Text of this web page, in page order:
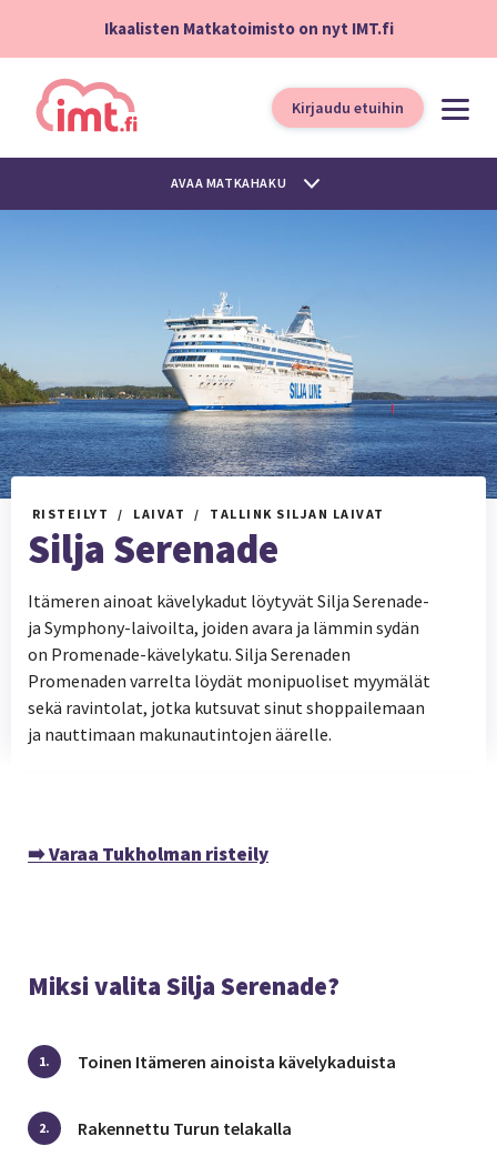
Ikaalisten Matkatoimisto on nyt IMT.fi
Kirjaudu etuihin
AVAA MATKAHAKU
RISTEILYT LAIVAT TALLINK SILJAN LAIVAT
Silja Serenade
Itämeren ainoat kävelykadut löytyvät Silja Serenade-
ja Symphony-laivoilta, joiden avara ja lämmin sydän
on Promenade-kävelykatu. Silja Serenaden
Promenaden varrelta löydät monipuoliset myymälät
sekä ravintolat, jotka kutsuvat sinut shoppailemaan
ja nauttimaan makunautintojen äärelle.
➡️ Varaa Tukholman risteily
Miksi valita Silja Serenade?
1. Toinen Itämeren ainoista kävelykaduista
2. Rakennettu Turun telakalla